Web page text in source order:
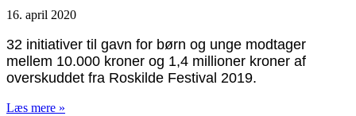
16. april 2020
32 initiativer til gavn for børn og unge modtager
mellem 10.000 kroner og 1,4 millioner kroner af
overskuddet fra Roskilde Festival 2019.
Læs mere »